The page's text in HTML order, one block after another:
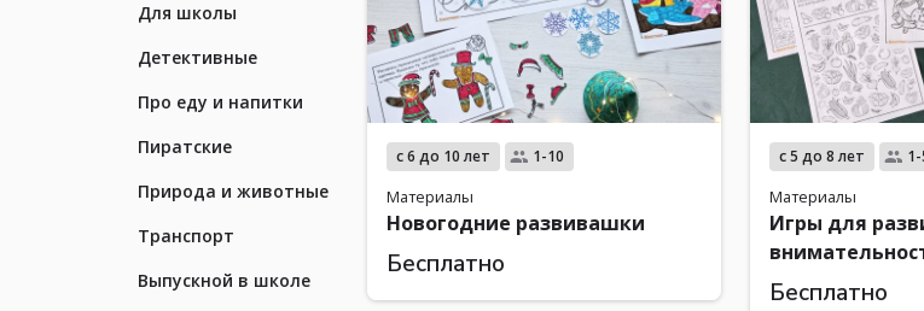
Для школы
Детективные
Про еду и напитки
Пиратские
Природа и животные
Транспорт
Выпускной в школе
с 6 до 10 лет 1-10
Материалы
Новогодние развивашки
Бесплатно
с 5 до 8 лет
Материалы
Игры для
Бесплатно